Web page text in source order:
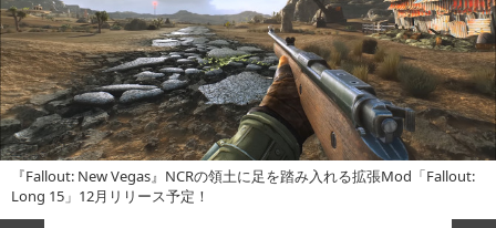
『Fallout: New Vegas』NCRの領土に足を踏み入れる拡張Mod「Fallout:
Long 15」12月リリース予定！